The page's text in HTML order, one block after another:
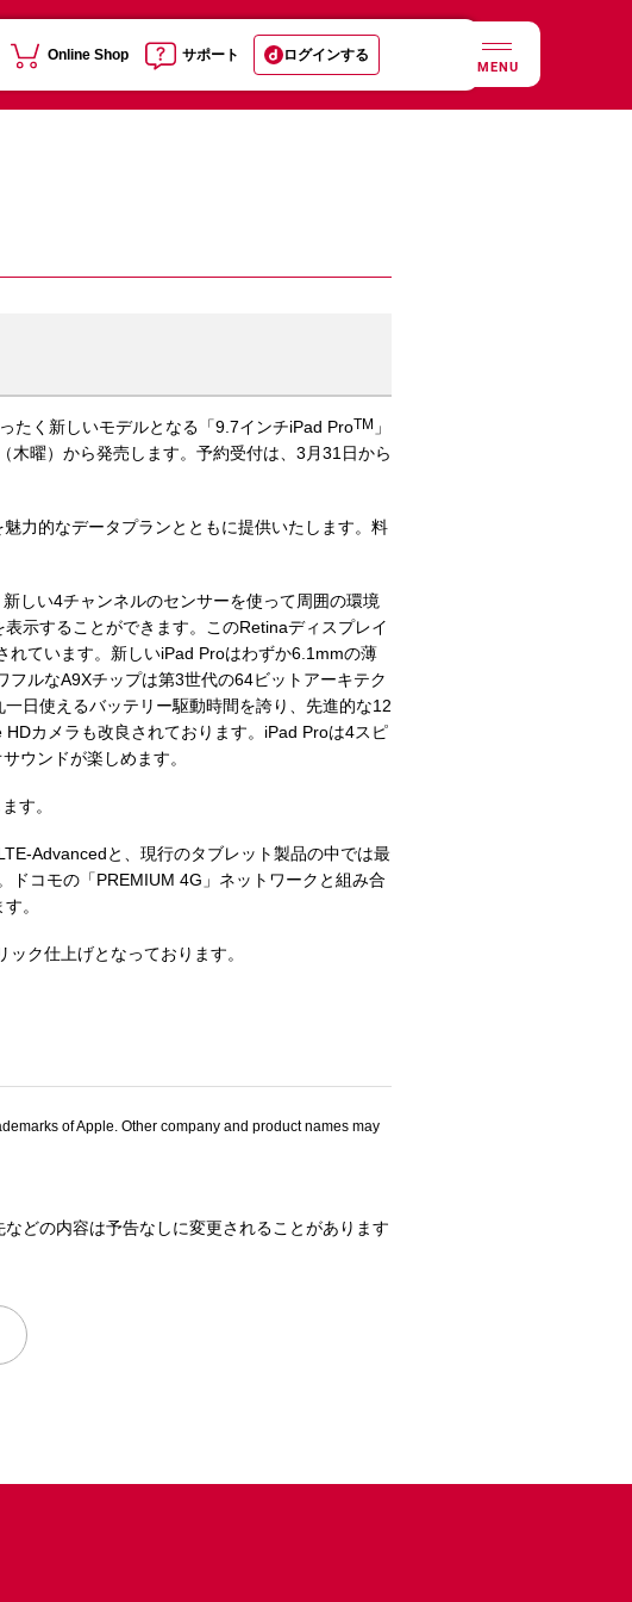
Online Shop サポート ログインする
MENU
たく新しいモデルとなる「9.7インチiPad ProTM 」
曜）から発売します。予約受付は、3月31日から
力的なデータプランとともに提供いたします。料
しい4チャンネルのセンサーを使って周囲の環境
示することができます。このRetinaディスプレイ
れています。新しいiPad Proはわずか6.1mmの薄
ルなA9Xチップは第3世代の64ビットアーキテク
日使えるバッテリー駆動時間を誇り、先進的な12
カメラも改良されております。iPad Proは4スピ
ウンドが楽しめます。
す。
Advancedと、現行のタブレット製品の中では最
ドコモの「PREMIUM 4G」ネットワークと組み合
。
ク仕上げとなっております。
of Apple. Other company and product names may
どの内容は予告なしに変更されることがあります